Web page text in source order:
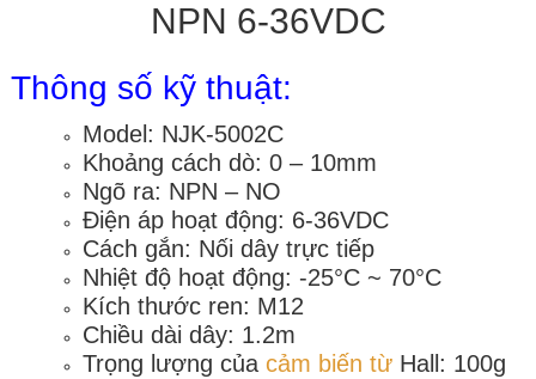
NPN 6-36VDC
Thông số kỹ thuật:
Model: NJK-5002C
Khoảng cách dò: 0 – 10mm
Ngõ ra: NPN – NO
Điện áp hoạt động: 6-36VDC
Cách gắn: Nối dây trực tiếp
Nhiệt độ hoạt động: -25°C ~ 70°C
Kích thước ren: M12
Chiều dài dây: 1.2m
Trọng lượng của cảm biến từHall: 100g